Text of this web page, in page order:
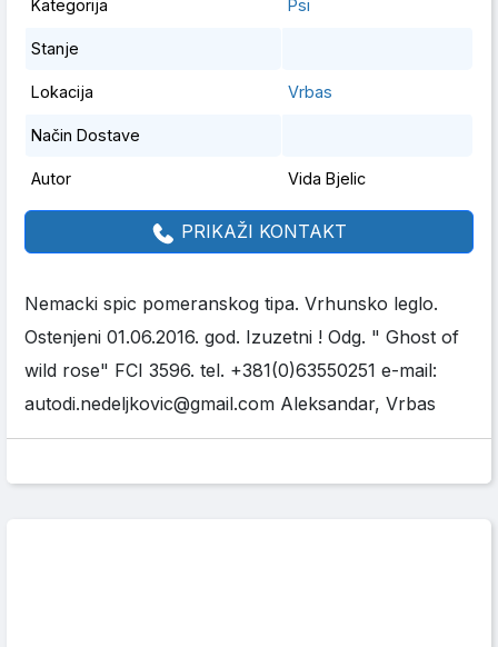
Kategorija Psi
Stanje
Lokacija Vrbas
Način Dostave
Autor Vida Bjelic
PRIKAŽI KONTAKT
Nemacki spic pomeranskog tipa. Vrhunsko leglo.
Ostenjeni 01.06.2016. god. Izuzetni ! Odg. " Ghost of
wild rose" FCI 3596. tel. +381(0)63550251 e-mail:
autodi.nedeljkovic@gmail.com Aleksandar, Vrbas